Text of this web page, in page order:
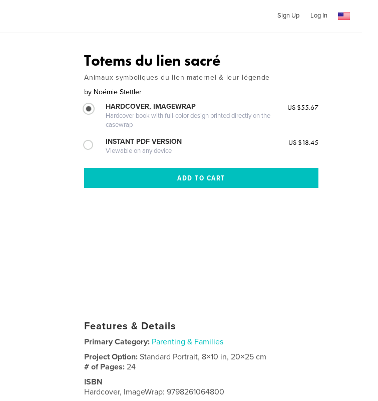
Sign Up Log In
Totems du lien sacré
Animaux symboliques du lien maternel & leur légende
by Noémie Stettler
HARDCOVER, IMAGEWRAP
Hardcover book with full-color design printed directly on the
casewrap
US $55.67
INSTANT PDF VERSION
Viewable on any device
US $18.45
Features & Details
Primary Category: Parenting & Families
Project Option:Standard Portrait, 8×10 in, 20×25 cm
# of Pages:24
ISBN
Hardcover, ImageWrap: 9798261064800